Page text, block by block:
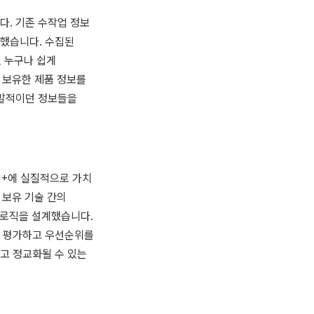
. 기존 수작업 정보
습니다. 수집된
구나 쉽게
유한 제품 정보를
적이던 정보들을
에 실질적으로 가치
유 기술 간의
직을 설계했습니다.
가하고 우선순위를
정교화될 수 있는